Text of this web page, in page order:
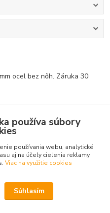
ocel bez nôh. Záruka 30
používa súbory
používania webu, analytické
aj na účely cielenia reklamy
Viac na využitie cookies
Súhlasím